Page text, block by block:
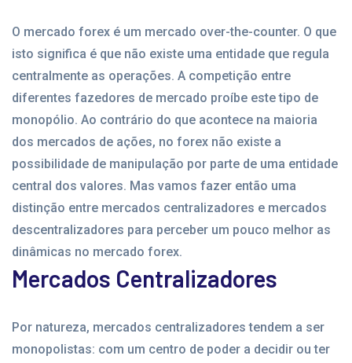
O mercado forex é um mercado over-the-counter. O que
isto significa é que não existe uma entidade que regula
centralmente as operações. A competição entre
diferentes fazedores de mercado proíbe este tipo de
monopólio. Ao contrário do que acontece na maioria
dos mercados de ações, no forex não existe a
possibilidade de manipulação por parte de uma entidade
central dos valores. Mas vamos fazer então uma
distinção entre mercados centralizadores e mercados
descentralizadores para perceber um pouco melhor as
dinâmicas no mercado forex.
Mercados Centralizadores
Por natureza, mercados centralizadores tendem a ser
monopolistas: com um centro de poder a decidir ou ter